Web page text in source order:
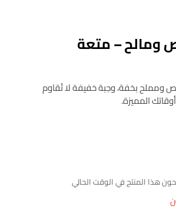
ومالح – متعة
ومملح بخفة، وجبة خفيفة لا تُقاوم
المميزة.
هذا المنتج في الوقت الحالي